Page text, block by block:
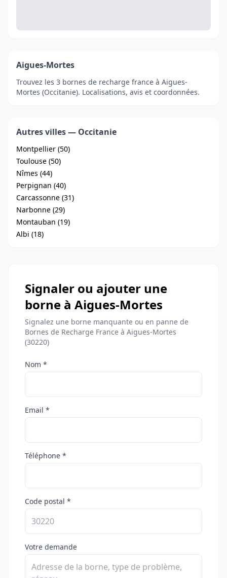
Aigues-Mortes
Trouvez les 3 bornes de recharge france à Aigues-
Mortes (Occitanie). Localisations, avis et coordonnées.
Autres villes — Occitanie
Montpellier (50)
Toulouse (50)
Nîmes (44)
Perpignan (40)
Carcassonne (31)
Narbonne (29)
Montauban (19)
Albi (18)
Signaler ou ajouter une
borne à Aigues-Mortes
Signalez une borne manquante ou en panne de
Bornes de Recharge France à Aigues-Mortes
(30220)
Nom *
Email *
Téléphone *
Code postal *
Votre demande